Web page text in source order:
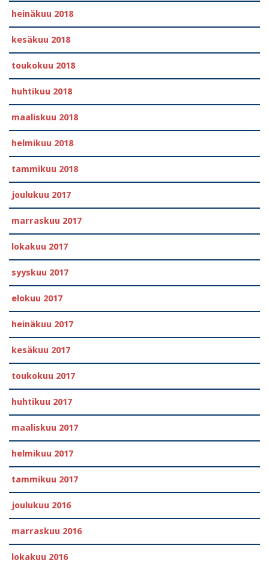
heinäkuu 2018
kesäkuu 2018
toukokuu 2018
huhtikuu 2018
maaliskuu 2018
helmikuu 2018
tammikuu 2018
joulukuu 2017
marraskuu 2017
lokakuu 2017
syyskuu 2017
elokuu 2017
heinäkuu 2017
kesäkuu 2017
toukokuu 2017
huhtikuu 2017
maaliskuu 2017
helmikuu 2017
tammikuu 2017
joulukuu 2016
marraskuu 2016
lokakuu 2016